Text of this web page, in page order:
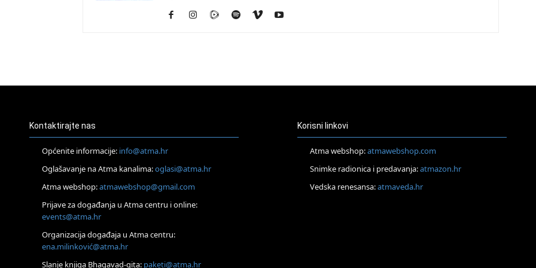
Kontaktirajte nas
Općenite informacije: info@atma.hr
Oglašavanje na Atma kanalima:oglasi@atma.hr
Atma webshop:atmawebshop@gmail.com
Prijave za događanja u Atma centru i online:
events@atma.hr
Organizacija događaja u Atma centru:
ena.milinković@atma.hr
Slanje knjiga Bhagavad-gita: paketi@atma.hr
Korisni linkovi
Atma webshop:atmawebshop.com
Snimke radionica i predavanja:atmazon.hr
Vedska renesansa:atmaveda.hr